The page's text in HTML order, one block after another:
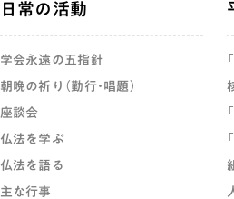
日常の活動
学会永遠の五指針
朝晩の祈り（勤行・唱題）
座談会
仏法を学ぶ
仏法を語る
主な行事